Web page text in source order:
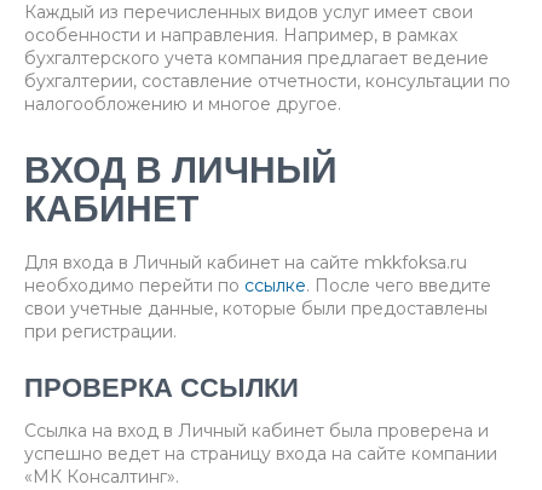
Каждый из перечисленных видов услуг имеет свои
особенности и направления. Например, в рамках
бухгалтерского учета компания предлагает ведение
бухгалтерии, составление отчетности, консультации по
налогообложению и многое другое.
ВХОД В ЛИЧНЫЙ
КАБИНЕТ
Для входа в Личный кабинет на сайте mkkfoksa.ru
необходимо перейти по ссылке. После чего введите
свои учетные данные, которые были предоставлены
при регистрации.
ПРОВЕРКА ССЫЛКИ
Ссылка на вход в Личный кабинет была проверена и
успешно ведет на страницу входа на сайте компании
«МК Консалтинг».